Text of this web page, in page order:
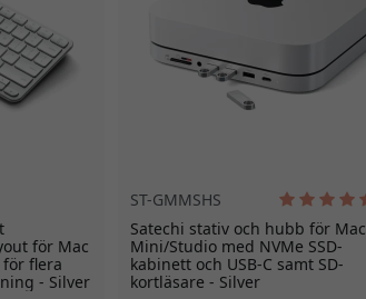
för Mac
flera
- Silver
ST-GMMSHS
Satechi stativ och hubb för Mac
Mini/Studio med NVMe SSD-
kabinett och USB-C samt SD-
kortläsare - Silver